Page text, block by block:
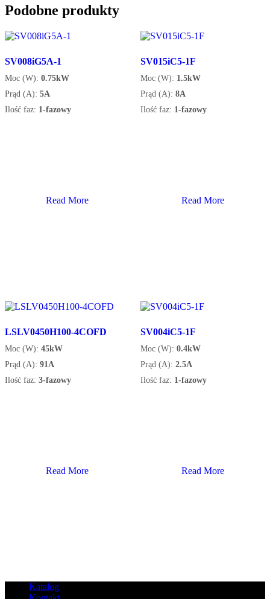
Podobne produkty
SV008iG5A-1
Moc (W): 0.75kW
Prąd (A): 5A
Ilość faz: 1-fazowy
Read More
SV015iC5-1F
Moc (W): 1.5kW
Prąd (A): 8A
Ilość faz: 1-fazowy
Read More
LSLV0450H100-4COFD
Moc (W): 45kW
Prąd (A): 91A
Ilość faz: 3-fazowy
Read More
SV004iC5-1F
Moc (W): 0.4kW
Prąd (A): 2.5A
Ilość faz: 1-fazowy
Read More
Katalog